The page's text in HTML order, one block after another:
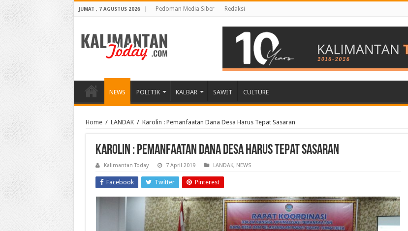
JUMAT , 7 AGUSTUS 2026 Pedoman Media Siber Redaksi
NEWS POLITIK KALBAR SAWIT CULTURE
Home / LANDAK / Karolin : Pemanfaatan Dana Desa Harus Tepat Sasaran
Karolin : Pemanfaatan Dana Desa Harus Tepat Sasaran
Kalimantan Today 7 April 2019 LANDAK, NEWS
Facebook Twitter Pinterest